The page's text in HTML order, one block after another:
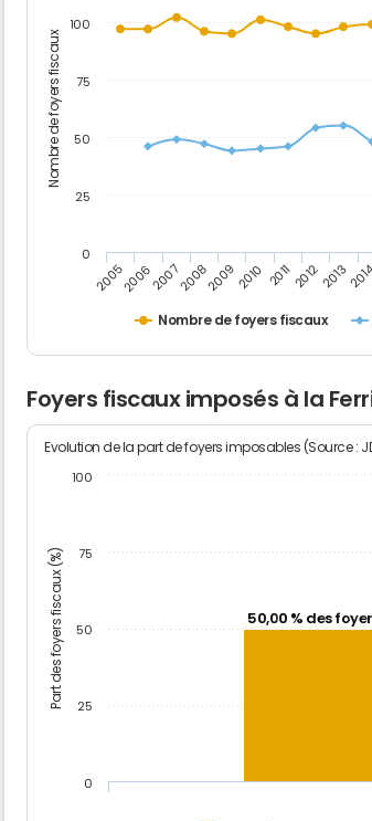
Nombre de foyers fiscaux
Nombre de foyers fiscaux
200520062007200820092010 201120122013
0
25
50
75
100
Foyers fiscaux imposés à la
Part des foyers fiscaux (%)
Evolution de la part de foyers imposables (Source :
50,00 % des
0
25
50
75
100